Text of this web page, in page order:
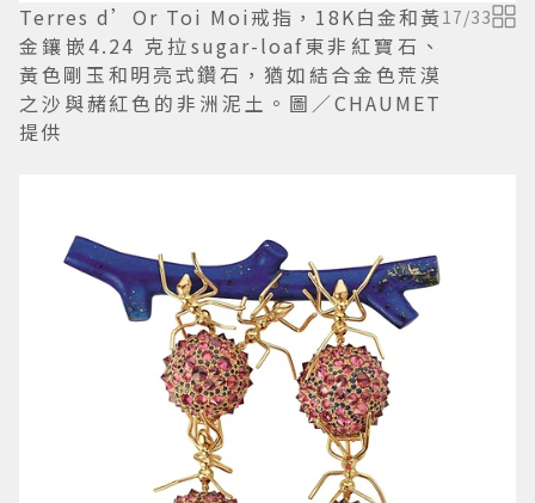
Terres d’Or Toi Moi戒指，18K白金和黃
金鑲嵌4.24 克拉sugar-loaf東非紅寶石、
黃色剛玉和明亮式鑽石，猶如結合金色荒漠
之沙與赭紅色的非洲泥土。圖／CHAUMET
提供
17/33